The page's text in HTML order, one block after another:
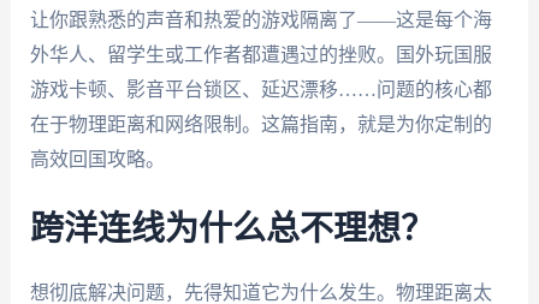
让你跟熟悉的声音和热爱的游戏隔离了——这是每个海
外华人、留学生或工作者都遭遇过的挫败。国外玩国服
游戏卡顿、影音平台锁区、延迟漂移……问题的核心都
在于物理距离和网络限制。这篇指南，就是为你定制的
高效回国攻略。
跨洋连线为什么总不理想？
想彻底解决问题，先得知道它为什么发生。物理距离太